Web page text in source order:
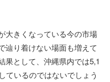
大きくなっている今の市場
辿り着けない場面も増えて
果として、沖縄県内では5,1
ているのではないでしょう